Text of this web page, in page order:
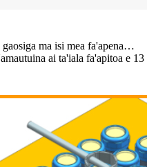
ma isi mea fa'apena…
ai ta'iala fa'apitoa e